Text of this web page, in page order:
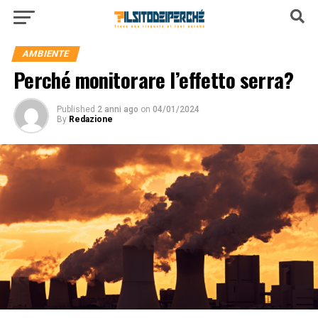
AMBIENTE
Perché monitorare l’effetto serra?
Published 2 anni ago on 04/01/2024
By Redazione